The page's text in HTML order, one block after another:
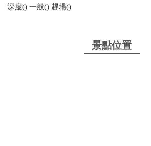
深度() 一般() 趕場()
景點位置